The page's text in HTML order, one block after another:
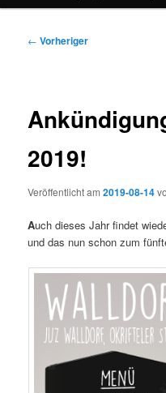
Beitragsnavigation
← Vorheriger
2019!
Veröffentlicht am2019-08-14
Auch dieses Jahr findet
und das nun schon zum